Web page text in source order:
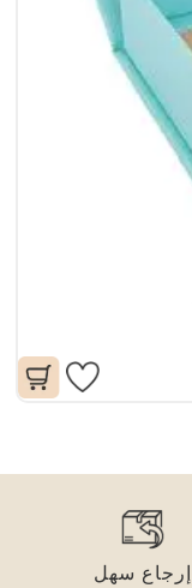
إرجاع سهل